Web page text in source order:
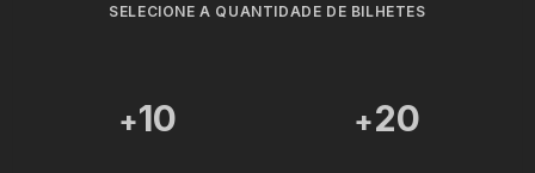
SELECIONE A QUANTIDADE DE BILHETES
+10 +20